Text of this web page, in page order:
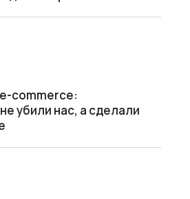
commerce:
убили нас, а сделали